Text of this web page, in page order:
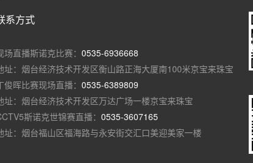
系方式
场直播斯诺克比赛： 0535-6936668
址：烟台经济技术开发区衡山路正海大厦南100米京宝来珠宝
俊晖比赛现场直播： 0535-6389809
址：烟台经济技术开发区万达广场一楼京宝来珠宝
斯诺克世锦赛直播： 0535-3607165
址：烟台福山区福海路与永安街交汇口美迎美家一楼